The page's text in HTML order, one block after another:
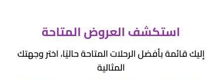
استكشف العروض المتاحة
إليك قائمة بأفضل الرحلات المتاحة حاليًا، اختر وجهتك
المثالية